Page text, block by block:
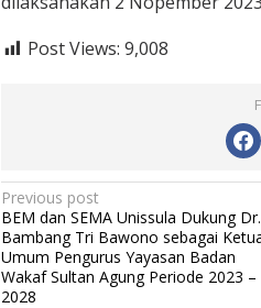
Post Views: 9,008
Post
navigation
Previous post
BEM dan SEMA Unissula Dukung Dr.
Bambang Tri Bawono sebagai
Umum Pengurus Yayasan Badan
Wakaf Sultan Agung Periode 2023 –
2028